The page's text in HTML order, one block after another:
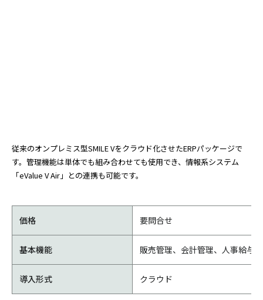
従来のオンプレミス型SMILE Vをクラウド化させたERPパッケージで
す。管理機能は単体でも組み合わせても使用でき、情報系システム
「eValue V Air」との連携も可能です。
価格 要問合せ
基本機能 販売管理、会計管理、人事給与
導入形式 クラウド